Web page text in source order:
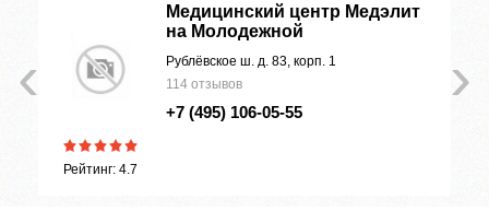
›
‹
Рейтинг: 4.7
Медицинский центр Медэлит
на Молодежной
Рублёвское ш. д. 83, корп. 1
114 отзывов
+7 (495) 106-05-55